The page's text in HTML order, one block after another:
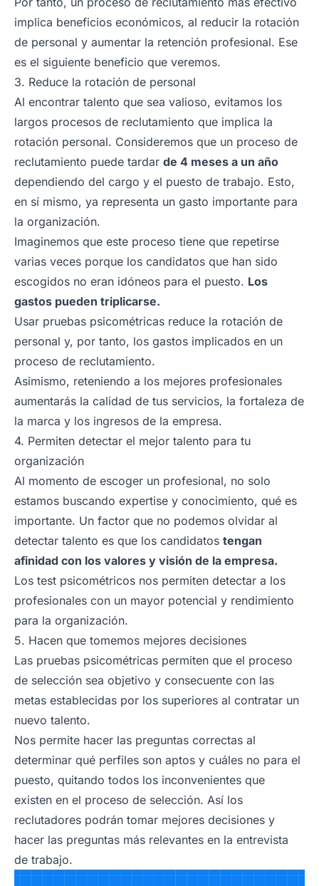
implica beneficios económicos, al reducir la rotación
de personal y aumentar la retención profesional. Ese
es el siguiente beneficio que veremos.
3. Reduce la rotación de personal
Al encontrar talento que sea valioso, evitamos los
largos procesos de reclutamiento que implica la
rotación personal. Consideremos que un proceso de
reclutamiento puede tardar de 4 meses a un año
dependiendo del cargo y el puesto de trabajo. Esto,
en sí mismo, ya representa un gasto importante para
la organización.
Imaginemos que este proceso tiene que repetirse
varias veces porque los candidatos que han sido
escogidos no eran idóneos para el puesto. Los
gastos pueden triplicarse.
Usar pruebas psicométricas reduce la rotación de
personal y, por tanto, los gastos implicados en un
proceso de reclutamiento.
Asimismo, reteniendo a los mejores profesionales
aumentarás la calidad de tus servicios, la fortaleza de
la marca y los ingresos de la empresa.
4. Permiten detectar el mejor talento para tu
organización
Al momento de escoger un profesional, no solo
estamos buscando expertise y conocimiento, qué es
importante. Un factor que no podemos olvidar al
detectar talento es que los candidatos tengan
afinidad con los valores y visión de la empresa.
Los test psicométricos nos permiten detectar a los
profesionales con un mayor potencial y rendimiento
para la organización.
5. Hacen que tomemos mejores decisiones
Las pruebas psicométricas permiten que el proceso
de selección sea objetivo y consecuente con las
metas establecidas por los superiores al contratar un
nuevo talento.
Nos permite hacer las preguntas correctas al
determinar qué perfiles son aptos y cuáles no para el
puesto, quitando todos los inconvenientes que
existen en el proceso de selección. Así los
reclutadores podrán tomar mejores decisiones y
hacer las preguntas más relevantes en la entrevista
de trabajo.